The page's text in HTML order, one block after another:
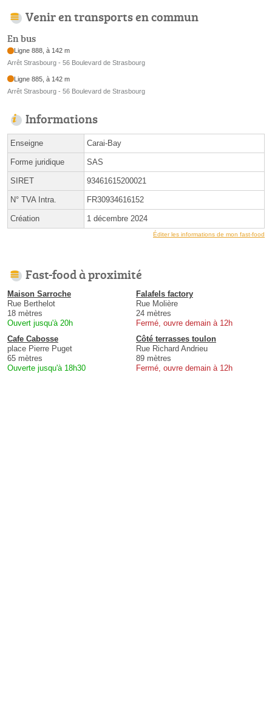
Venir en transports en commun
En bus
Ligne 888, à 142 m
Arrêt Strasbourg - 56 Boulevard de Strasbourg
Ligne 885, à 142 m
Arrêt Strasbourg - 56 Boulevard de Strasbourg
Informations
Enseigne Carai-Bay
Forme juridique SAS
SIRET 93461615200021
N° TVA Intra. FR30934616152
Création 1 décembre 2024
Éditer les informations de mon fast-food
Fast-food à proximité
Maison Sarroche
Rue Berthelot
18 mètres
Ouvert jusqu'à 20h
Falafels factory
Rue Molière
24 mètres
Fermé, ouvre demain à 12h
Cafe Cabosse
place Pierre Puget
65 mètres
Ouverte jusqu'à 18h30
Côté terrasses toulon
Rue Richard Andrieu
89 mètres
Fermé, ouvre demain à 12h